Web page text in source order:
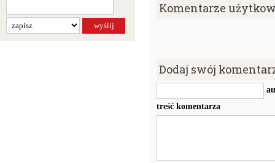
Komentarze
Dodaj swój
treść komentarza